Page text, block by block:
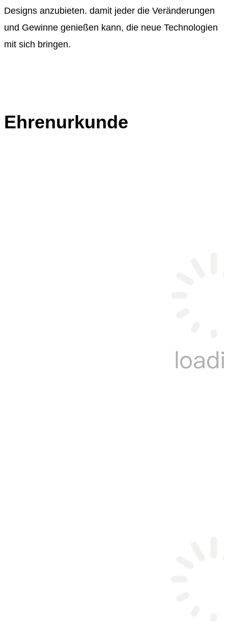
Designs anzubieten. damit jeder die Veränderungen
und Gewinne genießen kann, die neue Technologien
mit sich bringen.
Ehrenurkunde